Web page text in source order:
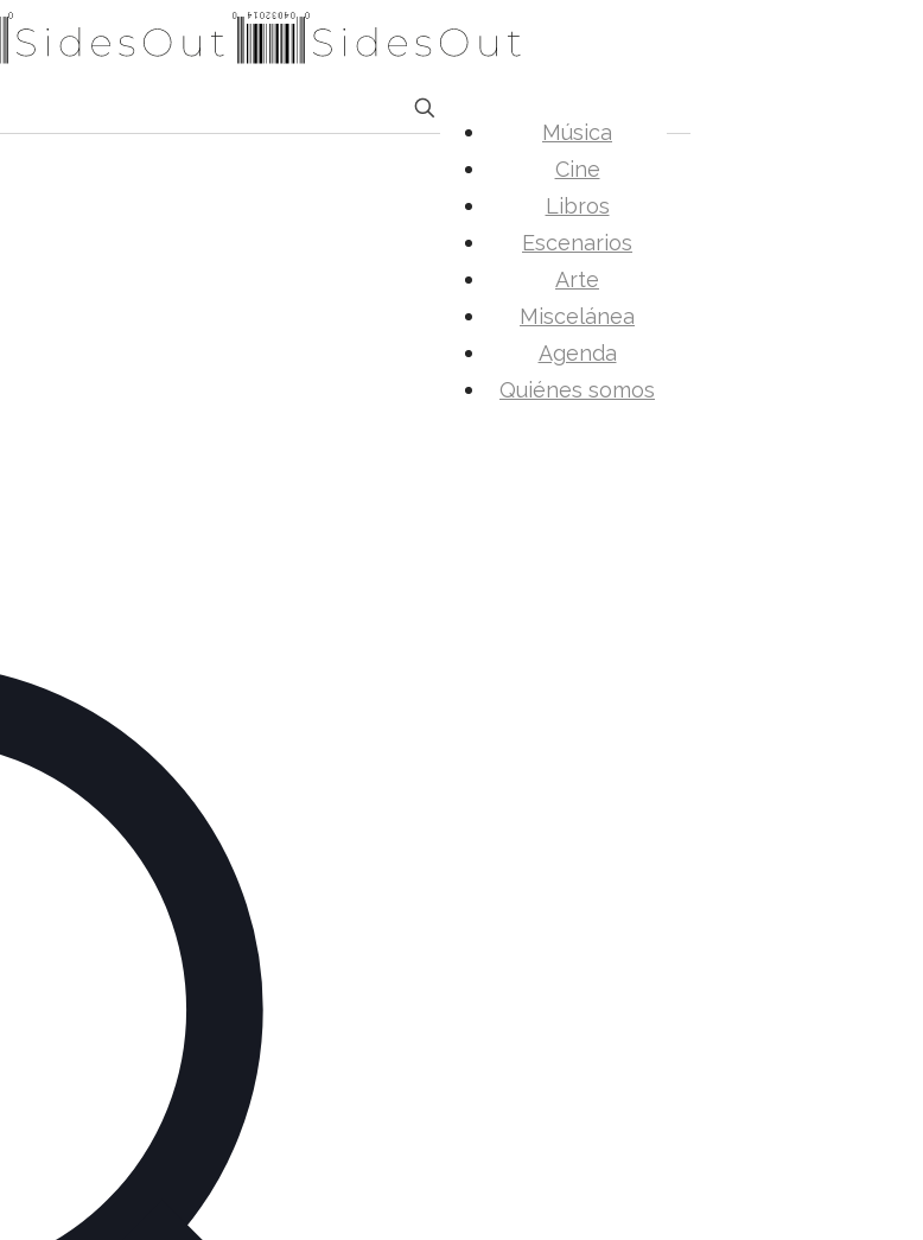
Música
Cine
Libros
Escenarios
Arte
Miscelánea
Agenda
Quiénes somos